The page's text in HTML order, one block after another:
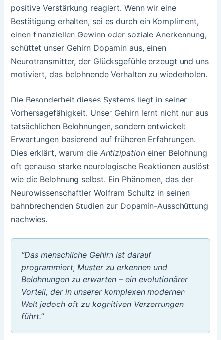
positive Verstärkung reagiert. Wenn wir eine
Bestätigung erhalten, sei es durch ein Kompliment,
einen finanziellen Gewinn oder soziale Anerkennung,
schüttet unser Gehirn Dopamin aus, einen
Neurotransmitter, der Glücksgefühle erzeugt und uns
motiviert, das belohnende Verhalten zu wiederholen.
Die Besonderheit dieses Systems liegt in seiner
Vorhersagefähigkeit. Unser Gehirn lernt nicht nur aus
tatsächlichen Belohnungen, sondern entwickelt
Erwartungen basierend auf früheren Erfahrungen.
Dies erklärt, warum dieAntizipation einer Belohnung
oft genauso starke neurologische Reaktionen auslöst
wie die Belohnung selbst. Ein Phänomen, das der
Neurowissenschaftler Wolfram Schultz in seinen
bahnbrechenden Studien zur Dopamin-Ausschüttung
nachwies.
“Das menschliche Gehirn ist darauf
programmiert, Muster zu erkennen und
Belohnungen zu erwarten – ein evolutionärer
Vorteil, der in unserer komplexen modernen
Welt jedoch oft zu kognitiven Verzerrungen
führt.”